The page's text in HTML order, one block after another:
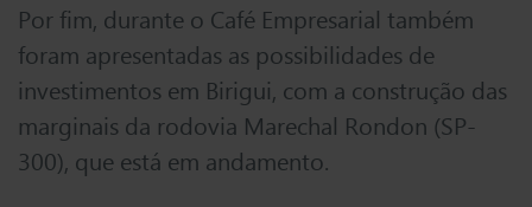
Por fim, durante o Café Empresarial também
foram apresentadas as possibilidades de
investimentos em Birigui, com a construção das
marginais da rodovia Marechal Rondon (SP-
300), que está em andamento.